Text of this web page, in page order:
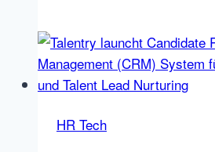
–
Warum
Unternehmen
HR Tech